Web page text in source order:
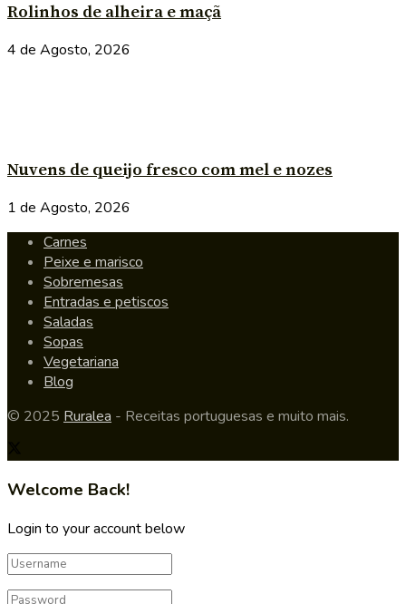
Rolinhos de alheira e maçã
4 de Agosto, 2026
Nuvens de queijo fresco com mel e nozes
1 de Agosto, 2026
Carnes
Peixe e marisco
Sobremesas
Entradas e petiscos
Saladas
Sopas
Vegetariana
Blog
© 2025 Ruralea - Receitas portuguesas e muito mais.
Welcome Back!
Login to your account below